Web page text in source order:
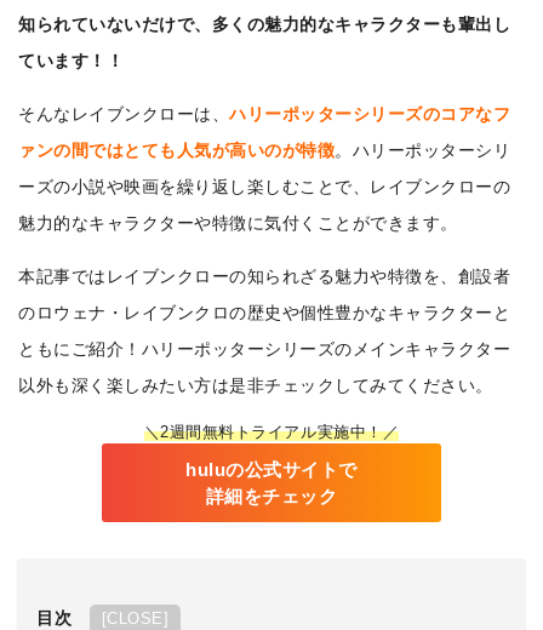
知られていないだけで、多くの魅力的なキャラクターも輩出し
ています！！
そんなレイブンクローは、ハリーポッターシリーズのコアなフ
ァンの間ではとても人気が高いのが特徴。ハリーポッターシリ
ーズの小説や映画を繰り返し楽しむことで、レイブンクローの
魅力的なキャラクターや特徴に気付くことができます。
本記事ではレイブンクローの知られざる魅力や特徴を、創設者
のロウェナ・レイブンクロの歴史や個性豊かなキャラクターと
ともにご紹介！ハリーポッターシリーズのメインキャラクター
以外も深く楽しみたい方は是非チェックしてみてください。
＼2週間無料トライアル実施中！／
huluの公式サイトで
詳細をチェック
目次 CLOSE